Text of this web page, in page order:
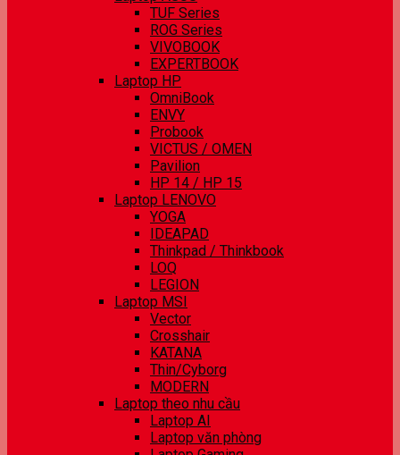
TUF Series
ROG Series
VIVOBOOK
EXPERTBOOK
Laptop HP
OmniBook
ENVY
Probook
VICTUS / OMEN
Pavilion
HP 14 / HP 15
Laptop LENOVO
YOGA
IDEAPAD
Thinkpad / Thinkbook
LOQ
LEGION
Laptop MSI
Vector
Crosshair
KATANA
Thin/Cyborg
MODERN
Laptop theo nhu cầu
Laptop AI
Laptop văn phòng